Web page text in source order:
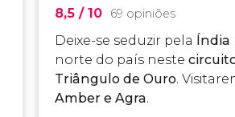
8,5 / 10 69 opiniões
Deixe-se seduzir pela Índia
norte do país neste
Triângulo de Ouro.
Amber e Agra.